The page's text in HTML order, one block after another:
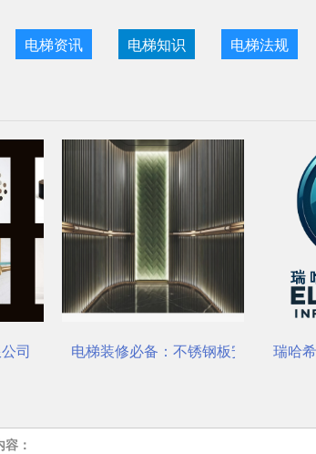
电梯资讯 电梯知识 电梯法规
板安装与养护要点瑞哈希电梯资讯平台介绍 菱
：